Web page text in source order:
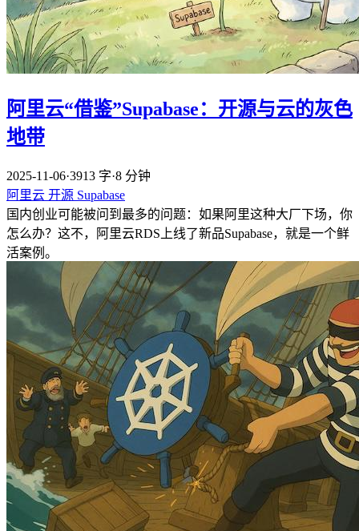
阿里云“借鉴”Supabase：开源与云的灰色
地带
2025-11-06·3913 字·8 分钟
阿里云 开源 Supabase
国内创业可能被问到最多的问题：如果阿里这种大厂下场，你
怎么办？这不，阿里云RDS上线了新品Supabase，就是一个鲜
活案例。